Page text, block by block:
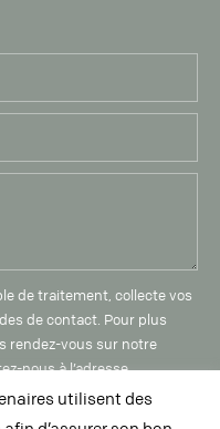
de traitement, collecte vos
de contact. Pour plus
rendez-vous sur notre
nous à l’adresse
utilisent des